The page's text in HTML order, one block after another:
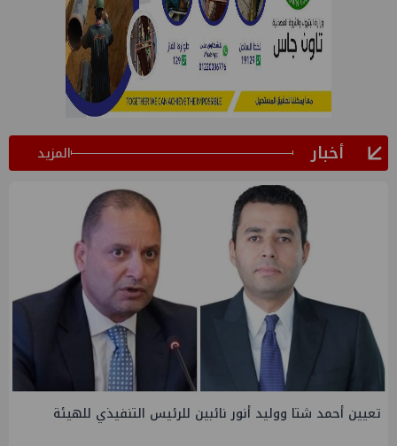
أخبار المزيد
للرئيس التنفيذي للهيئة تاون جاس تسيطر علي كسر